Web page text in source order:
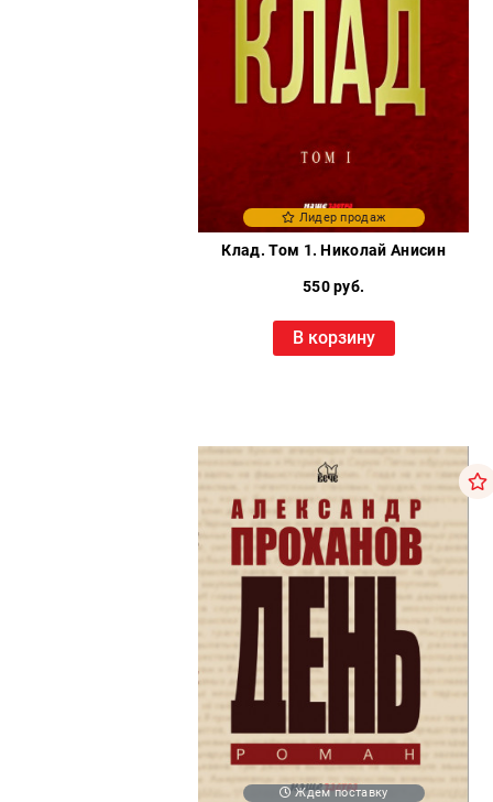
Лидер продаж
Клад. Том 1. Николай Анисин
550 руб.
В корзину
Ждем поставку